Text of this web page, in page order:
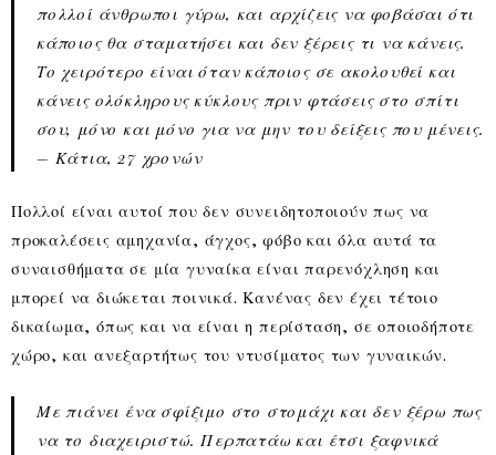
πολλοί άνθρωποι γύρω, και αρχίζεις να φοβάσαι ότι
κάποιος θα σταματήσει και δεν ξέρεις τι να κάνεις.
Το χειρότερο είναι όταν κάποιος σε ακολουθεί και
κάνεις ολόκληρους κύκλους πριν φτάσεις στο σπίτι
σου, μόνο και μόνο για να μην του δείξεις που μένεις.
– Κάτια, 27 χρονών
Πολλοί είναι αυτοί που δεν συνειδητοποιούν πως να
προκαλέσεις αμηχανία, άγχος, φόβο και όλα αυτά τα
συναισθήματα σε μία γυναίκα είναι παρενόχληση και
μπορεί να διώκεται ποινικά. Κανένας δεν έχει τέτοιο
δικαίωμα, όπως και να είναι η περίσταση, σε οποιοδήποτε
χώρο, και ανεξαρτήτως του ντυσίματος των γυναικών.
Με πιάνει ένα σφίξιμο στο στομάχι και δεν ξέρω πως
να το διαχειριστώ. Περπατάω και έτσι ξαφνικά